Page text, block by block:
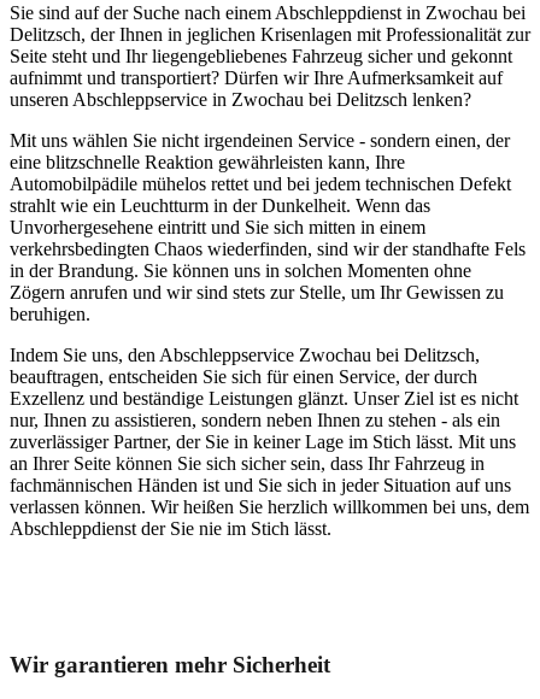
Sie sind auf der Suche nach einem Abschleppdienst in Zwochau bei
Delitzsch, der Ihnen in jeglichen Krisenlagen mit Professionalität zur
Seite steht und Ihr liegengebliebenes Fahrzeug sicher und gekonnt
aufnimmt und transportiert? Dürfen wir Ihre Aufmerksamkeit auf
unseren Abschleppservice in Zwochau bei Delitzsch lenken?
Mit uns wählen Sie nicht irgendeinen Service - sondern einen, der
eine blitzschnelle Reaktion gewährleisten kann, Ihre
Automobilpädile mühelos rettet und bei jedem technischen Defekt
strahlt wie ein Leuchtturm in der Dunkelheit. Wenn das
Unvorhergesehene eintritt und Sie sich mitten in einem
verkehrsbedingten Chaos wiederfinden, sind wir der standhafte Fels
in der Brandung. Sie können uns in solchen Momenten ohne
Zögern anrufen und wir sind stets zur Stelle, um Ihr Gewissen zu
beruhigen.
Indem Sie uns, den Abschleppservice Zwochau bei Delitzsch,
beauftragen, entscheiden Sie sich für einen Service, der durch
Exzellenz und beständige Leistungen glänzt. Unser Ziel ist es nicht
nur, Ihnen zu assistieren, sondern neben Ihnen zu stehen - als ein
zuverlässiger Partner, der Sie in keiner Lage im Stich lässt. Mit uns
an Ihrer Seite können Sie sich sicher sein, dass Ihr Fahrzeug in
fachmännischen Händen ist und Sie sich in jeder Situation auf uns
verlassen können. Wir heißen Sie herzlich willkommen bei uns, dem
Abschleppdienst der Sie nie im Stich lässt.
Wir garantieren mehr Sicherheit